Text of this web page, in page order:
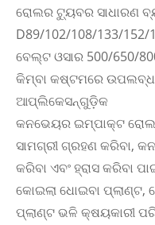
ରୋଲର ଟ୍ୟୁବର ସାଧାରଣ
D89/102/108/133/
ବେଲ୍ଟ ଓସାର 500/650/
କିମ୍ବା କଷ୍ଟମରେ
ଆପ୍ଲିକେସନ୍‌ଗୁଡ଼ିକ
କନଭେୟର ଇମ୍ପାକ୍ଟ
ସାମଗ୍ରୀ ଗ୍ରହଣ କରିବା,
କରିବା ଏବଂ ହ୍ରାସ କରିବା
କୋଇଲା ଧୋଇବା ପ୍ଲାଣ୍ଟ,
ପ୍ଲାଣ୍ଟ ଭଳି କ୍ଷୟକାରୀ